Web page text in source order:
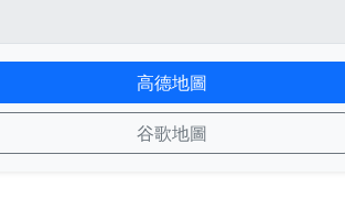
高德地圖
谷歌地圖